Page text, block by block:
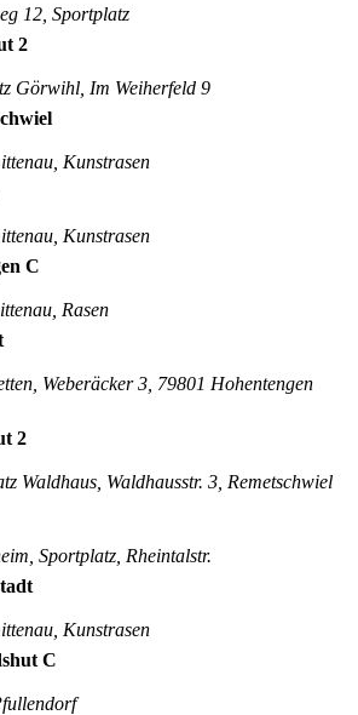
12, Sportplatz
2
Görwihl, Im Weiherfeld 9
Kunstrasen
Kunstrasen
C
Rasen
Weberäcker 3, 79801 Hohentengen
2
Waldhaus, Waldhausstr. 3, Remetschwiel
Sportplatz, Rheintalstr.
Kunstrasen
C